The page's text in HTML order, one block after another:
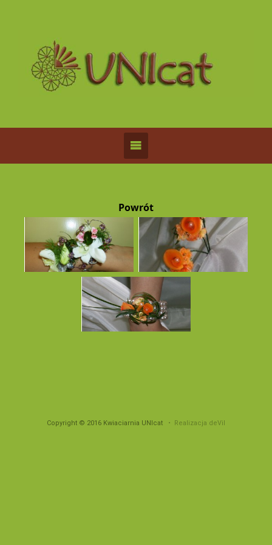
Powrót
Copyright © 2016 Kwiaciarnia UNIcat • Realizacja deVil